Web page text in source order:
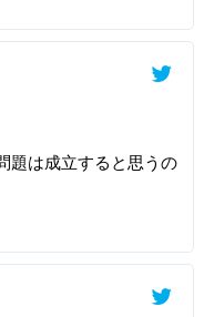
題は成立すると思うの